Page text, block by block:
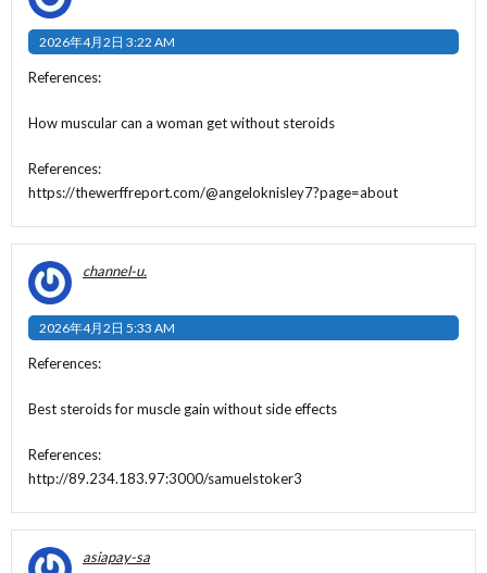
2026年4月2日 3:22 AM
References:
How muscular can a woman get without steroids
References:
https://thewerffreport.com/@angeloknisley7?page=about
channel-u.
2026年4月2日 5:33 AM
References:
Best steroids for muscle gain without side effects
References:
http://89.234.183.97:3000/samuelstoker3
asiapay-sa